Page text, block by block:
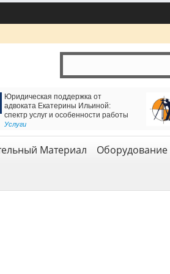
комплексная перевозка грузов с
АВАС ГРУПП
логистика ,Услуги
Материал
Оборудование